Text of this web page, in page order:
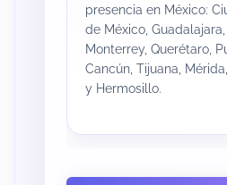
presencia en México:
de México, Guadalajara,
Monterrey, Querétaro,
Cancún, Tijuana,
y Hermosillo.